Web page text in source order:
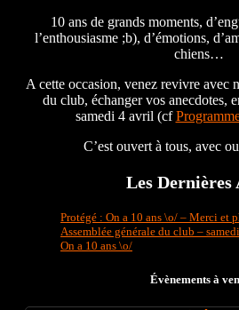
10 ans de grands moments,
l’enthousiasme ;b), d’émotions,
chiens…
A cette occasion, venez revivre avec
du club, échanger vos anecdotes,
samedi 4 avril (cf
C’est ouvert à tous, avec
Les Dernières
Protégé : On a 10 ans \o/ – Merci et
Assemblée générale du club –
On a 10 ans \o/
Évènements à